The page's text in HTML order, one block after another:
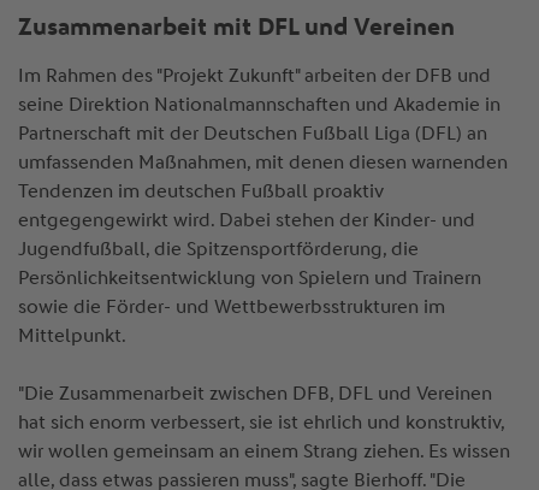
Zusammenarbeit mit DFL und Vereinen
Im Rahmen des "Projekt Zukunft" arbeiten der DFB und
seine Direktion Nationalmannschaften und Akademie in
Partnerschaft mit der Deutschen Fußball Liga (DFL) an
umfassenden Maßnahmen, mit denen diesen warnenden
Tendenzen im deutschen Fußball proaktiv
entgegengewirkt wird. Dabei stehen der Kinder- und
Jugendfußball, die Spitzensportförderung, die
Persönlichkeitsentwicklung von Spielern und Trainern
sowie die Förder- und Wettbewerbsstrukturen im
Mittelpunkt.
"Die Zusammenarbeit zwischen DFB, DFL und Vereinen
hat sich enorm verbessert, sie ist ehrlich und konstruktiv,
wir wollen gemeinsam an einem Strang ziehen. Es wissen
alle, dass etwas passieren muss", sagte Bierhoff. "Die